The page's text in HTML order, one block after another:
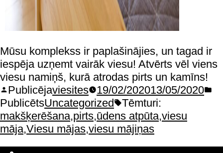
Mūsu komplekss ir paplašinājies, un tagad ir
iespēja uzņemt vairāk viesu! Atvērts vēl viens
viesu namiņš, kurā atrodas pirts un kamīns!
Publicējaviesites 19/02/202013/05/2020
PublicētsUncategorized
Tēmturi:
makšķerēšana,pirts,ūdens atpūta,viesu
māja,Viesu mājas,viesu mājiņas